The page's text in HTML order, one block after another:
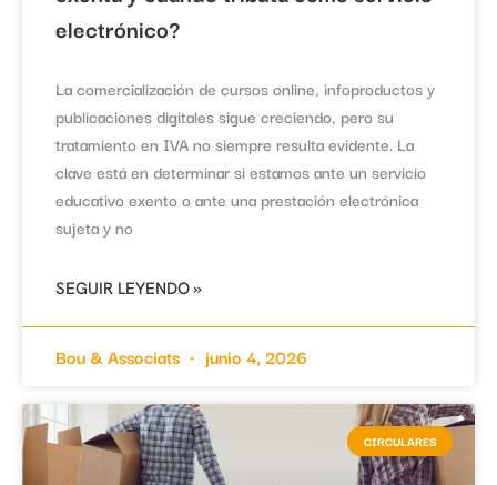
electrónico?
La comercialización de cursos online, infoproductos y
publicaciones digitales sigue creciendo, pero su
tratamiento en IVA no siempre resulta evidente. La
clave está en determinar si estamos ante un servicio
educativo exento o ante una prestación electrónica
sujeta y no
SEGUIR LEYENDO »
Bou & Associats junio 4, 2026
CIRCULARES